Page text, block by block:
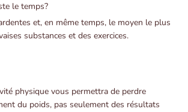
le temps?
et, en même temps, le moyen le plus
substances et des exercices.
physique vous permettra de perdre
du poids, pas seulement des résultats